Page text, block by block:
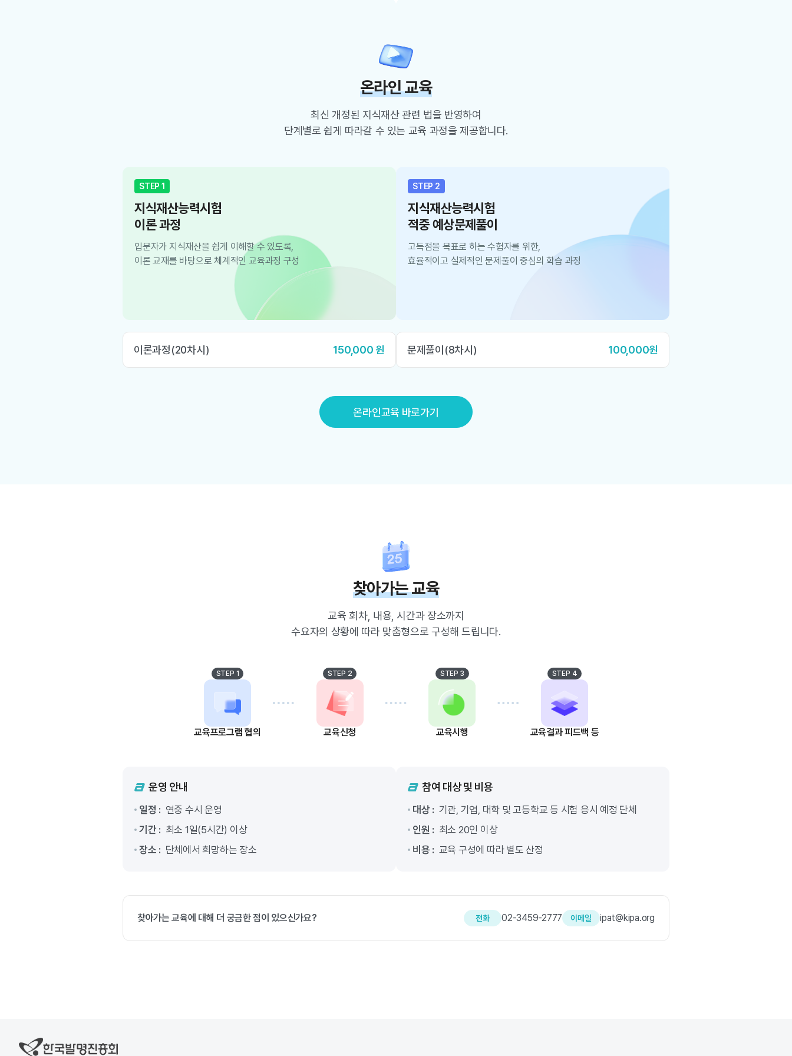
온라인 교육
최신 개정된 지식재산 관련 법을 반영하여
단계별로 쉽게 따라갈 수 있는 교육 과정을 제공합니다.
STEP 1
지식재산능력시험
이론 과정
입문자가 지식재산을 쉽게 이해할 수 있도록,
이론 교재를 바탕으로 체계적인 교육과정 구성
이론과정(20차시) 150,000 원
STEP 2
지식재산능력시험
적중 예상문제풀이
고득점을 목표로 하는 수험자를 위한,
효율적이고 실제적인 문제풀이 중심의 학습 과정
문제풀이(8차시) 100,000원
온라인교육 바로가기
찾아가는 교육
교육 회차, 내용, 시간과 장소까지
수요자의 상황에 따라 맞춤형으로 구성해 드립니다.
STEP 1
교육프로그램 협의
STEP 2
교육신청
STEP 3
교육시행
STEP 4
교육결과 피드백 등
운영 안내
일정 : 연중 수시 운영
기간 : 최소 1일(5시간) 이상
장소 : 단체에서 희망하는 장소
참여 대상 및 비용
대상 : 기관, 기업, 대학 및 고등학교 등 시험 응시 예정 단체
인원 : 최소 20인 이상
비용 : 교육 구성에 따라 별도 산정
찾아가는 교육에 대해 더 궁금한 점이 있으신가요? 전화 02-3459-2777 이메일 ipat@kipa.org